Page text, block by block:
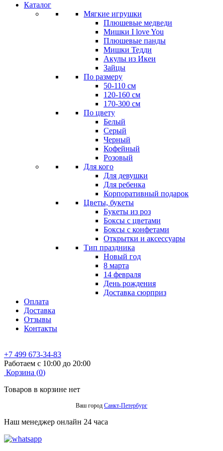
Каталог
Мягкие игрушки
Плюшевые медведи
Мишки I love You
Плюшевые панды
Мишки Тедди
Акулы из Икеи
Зайцы
По размеру
50-110 см
120-160 см
170-300 см
По цвету
Белый
Серый
Черный
Кофейный
Розовый
Для кого
Для девушки
Для ребенка
Корпоративный подарок
Цветы, букеты
Букеты из роз
Боксы с цветами
Боксы с конфетами
Открытки и аксессуары
Тип праздника
Новый год
8 марта
14 февраля
День рождения
Доставка сюрприз
Оплата
Доставка
Отзывы
Контакты
+7 499 673-34-83
Работаем с 10:00 до 20:00
Корзина (0)
Товаров в корзине нет
Ваш город Санкт-Петербург
Наш менеджер онлайн 24 часа